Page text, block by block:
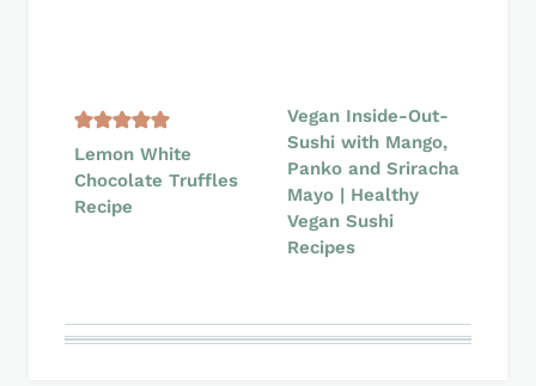
Lemon White
Chocolate Truffles
Recipe
Vegan Inside-Out-
Sushi with Mango,
Panko and Sriracha
Mayo | Healthy
Vegan Sushi
Recipes